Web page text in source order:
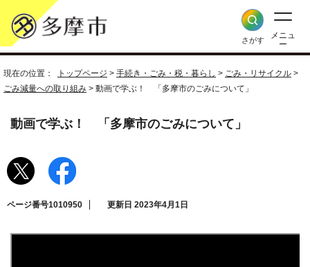
さがす
メニュ
ー
現在の位置： トップページ > 手続き・ごみ・税・暮らし > ごみ・リサイクル >
ごみ減量への取り組み > 動画で学ぶ！ 「多摩市のごみについて」
動画で学ぶ！ 「多摩市のごみについて」
ページ番号1010950 更新日 2023年4月1日